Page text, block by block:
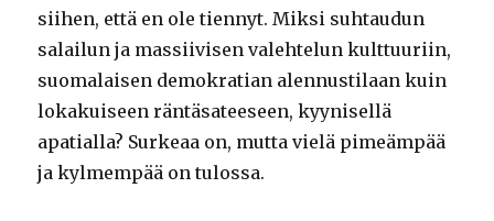
siihen, että en ole tiennyt. Miksi suhtaudun
salailun ja massiivisen valehtelun kulttuuriin,
suomalaisen demokratian alennustilaan kuin
lokakuiseen räntäsateeseen, kyynisellä
apatialla? Surkeaa on, mutta vielä pimeämpää
ja kylmempää on tulossa.